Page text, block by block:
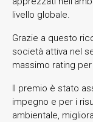
livello globale.
Grazie a questo
società attiva nel
massimo rating
Il premio è stato
impegno e per i
ambientale,